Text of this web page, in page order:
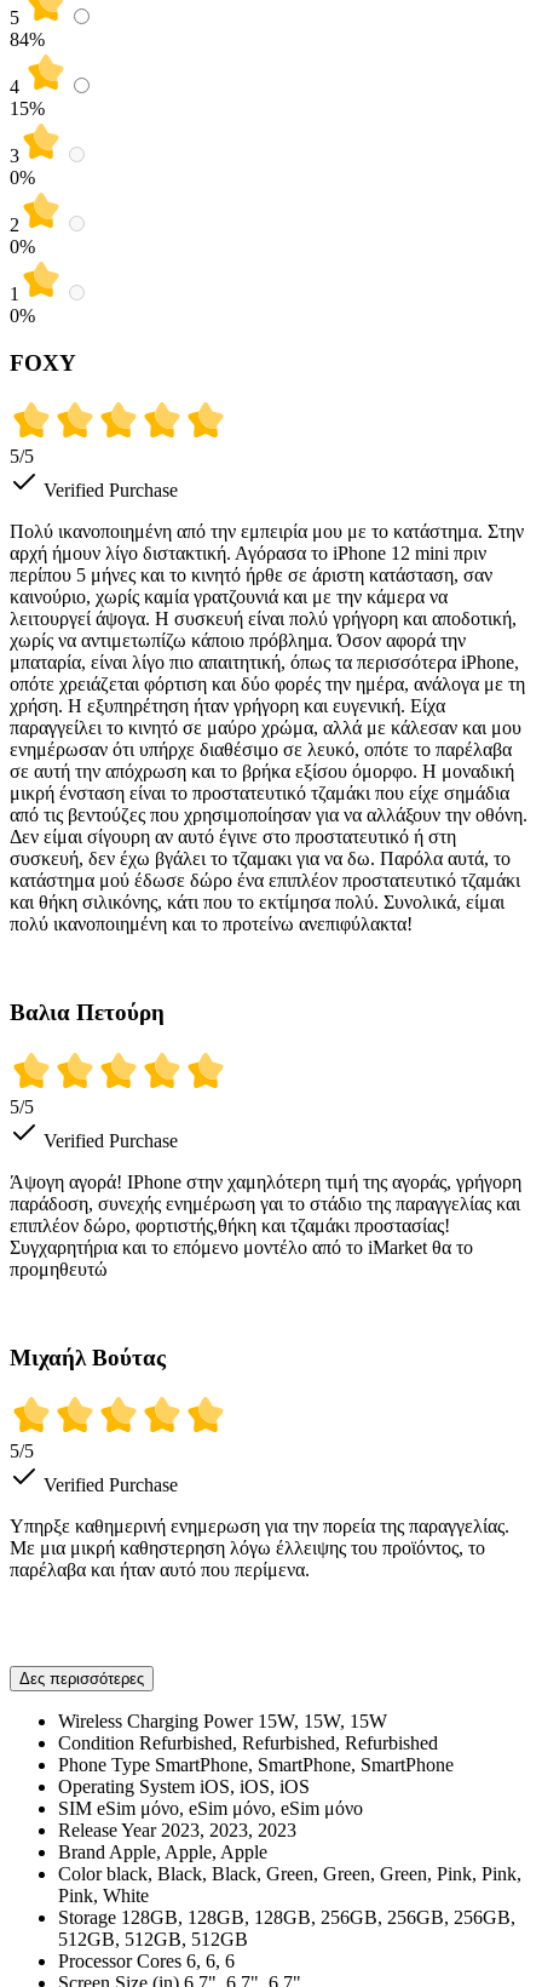
5
84%
4
15%
3
0%
2
0%
1
0%
FOXY
5/5
Verified Purchase
Πολύ ικανοποιημένη από την εμπειρία μου με το κατάστημα. Στην
αρχή ήμουν λίγο διστακτική. Αγόρασα το iPhone 12 mini πριν
περίπου 5 μήνες και το κινητό ήρθε σε άριστη κατάσταση, σαν
καινούριο, χωρίς καμία γρατζουνιά και με την κάμερα να
λειτουργεί άψογα. Η συσκευή είναι πολύ γρήγορη και αποδοτική,
χωρίς να αντιμετωπίζω κάποιο πρόβλημα. Όσον αφορά την
μπαταρία, είναι λίγο πιο απαιτητική, όπως τα περισσότερα iPhone,
οπότε χρειάζεται φόρτιση και δύο φορές την ημέρα, ανάλογα με τη
χρήση. Η εξυπηρέτηση ήταν γρήγορη και ευγενική. Είχα
παραγγείλει το κινητό σε μαύρο χρώμα, αλλά με κάλεσαν και μου
ενημέρωσαν ότι υπήρχε διαθέσιμο σε λευκό, οπότε το παρέλαβα
σε αυτή την απόχρωση και το βρήκα εξίσου όμορφο. Η μοναδική
μικρή ένσταση είναι το προστατευτικό τζαμάκι που είχε σημάδια
από τις βεντούζες που χρησιμοποίησαν για να αλλάξουν την οθόνη.
Δεν είμαι σίγουρη αν αυτό έγινε στο προστατευτικό ή στη
συσκευή, δεν έχω βγάλει το τζαμακι για να δω. Παρόλα αυτά, το
κατάστημα μού έδωσε δώρο ένα επιπλέον προστατευτικό τζαμάκι
και θήκη σιλικόνης, κάτι που το εκτίμησα πολύ. Συνολικά, είμαι
πολύ ικανοποιημένη και το προτείνω ανεπιφύλακτα!
Βαλια Πετούρη
5/5
Verified Purchase
Άψογη αγορά! IPhone στην χαμηλότερη τιμή της αγοράς, γρήγορη
παράδοση, συνεχής ενημέρωση γαι το στάδιο της παραγγελίας και
επιπλέον δώρο, φορτιστής,θήκη και τζαμάκι προστασίας!
Συγχαρητήρια και το επόμενο μοντέλο από το iMarket θα το
προμηθευτώ
Μιχαήλ Βούτας
5/5
Verified Purchase
Υπηρξε καθημερινή ενημερωση για την πορεία της παραγγελίας.
Με μια μικρή καθηστερηση λόγω έλλειψης του προϊόντος, το
παρέλαβα και ήταν αυτό που περίμενα.
Δες περισσότερες
Wireless Charging Power 15W, 15W, 15W
Condition Refurbished, Refurbished, Refurbished
Phone Type SmartPhone, SmartPhone, SmartPhone
Operating System iOS, iOS, iOS
SIM eSim μόνο, eSim μόνο, eSim μόνο
Release Year 2023, 2023, 2023
Brand Apple, Apple, Apple
Color black, Black, Black, Green, Green, Green, Pink, Pink,
Pink, White
Storage 128GB, 128GB, 128GB, 256GB, 256GB, 256GB,
512GB, 512GB, 512GB
Processor Cores 6, 6, 6